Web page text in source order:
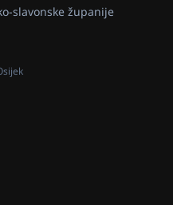
slavonske županije